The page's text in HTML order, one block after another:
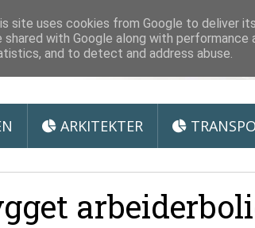
&
ARKITEKTER
site uses cookies from Google to deliver
shared with Google along with
and to detect and address abuse.